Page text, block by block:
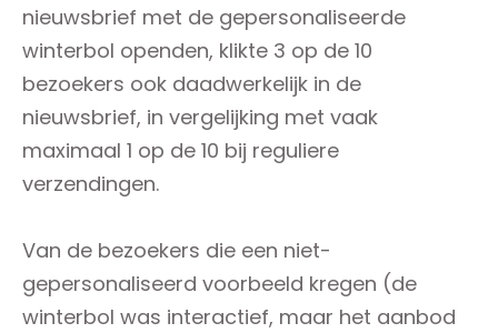
nieuwsbrief met de gepersonaliseerde
winterbol openden, klikte 3 op de 10
bezoekers ook daadwerkelijk in de
nieuwsbrief, in vergelijking met vaak
maximaal 1 op de 10 bij reguliere
verzendingen.
Van de bezoekers die een niet-
gepersonaliseerd voorbeeld kregen (de
winterbol was interactief, maar het aanbod